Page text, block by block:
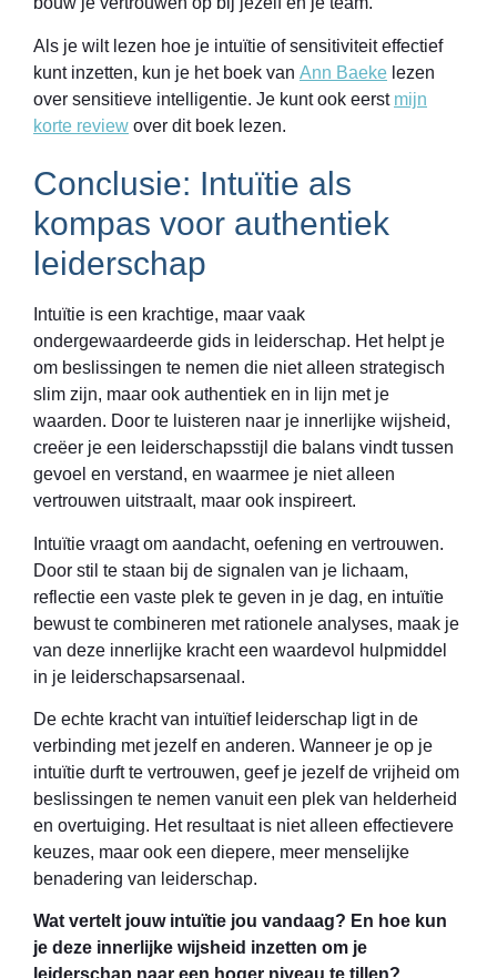
Als je wilt lezen hoe je intuïtie of sensitiviteit effectief
kunt inzetten, kun je het boek van Ann Baeke lezen
over sensitieve intelligentie. Je kunt ook eerst mijn
korte review over dit boek lezen.
Conclusie: Intuïtie als
kompas voor authentiek
leiderschap
Intuïtie is een krachtige, maar vaak
ondergewaardeerde gids in leiderschap. Het helpt je
om beslissingen te nemen die niet alleen strategisch
slim zijn, maar ook authentiek en in lijn met je
waarden. Door te luisteren naar je innerlijke wijsheid,
creëer je een leiderschapsstijl die balans vindt tussen
gevoel en verstand, en waarmee je niet alleen
vertrouwen uitstraalt, maar ook inspireert.
Intuïtie vraagt om aandacht, oefening en vertrouwen.
Door stil te staan bij de signalen van je lichaam,
reflectie een vaste plek te geven in je dag, en intuïtie
bewust te combineren met rationele analyses, maak je
van deze innerlijke kracht een waardevol hulpmiddel
in je leiderschapsarsenaal.
De echte kracht van intuïtief leiderschap ligt in de
verbinding met jezelf en anderen. Wanneer je op je
intuïtie durft te vertrouwen, geef je jezelf de vrijheid om
beslissingen te nemen vanuit een plek van helderheid
en overtuiging. Het resultaat is niet alleen effectievere
keuzes, maar ook een diepere, meer menselijke
benadering van leiderschap.
Wat vertelt jouw intuïtie jou vandaag? En hoe kun
je deze innerlijke wijsheid inzetten om je